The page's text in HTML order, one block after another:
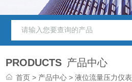
PRODUCTS 产品中心
首页 > 产品中心 >液位流量压力仪表